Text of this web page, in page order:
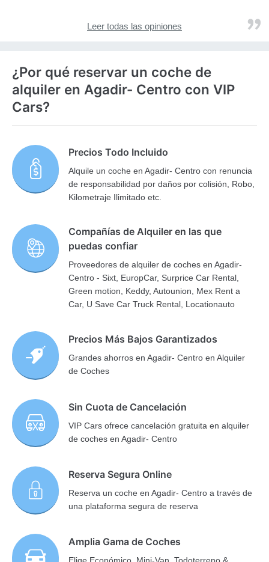
Leer todas las opiniones
¿Por qué reservar un coche de
alquiler en Agadir- Centro con VIP
Cars?
Precios Todo Incluido
Alquile un coche en Agadir- Centro con renuncia
de responsabilidad por daños por colisión, Robo,
Kilometraje Ilimitado etc.
Compañías de Alquiler en las que
puedas confiar
Proveedores de alquiler de coches en Agadir-
Centro - Sixt, EuropCar, Surprice Car Rental,
Green motion, Keddy, Autounion, Mex Rent a
Car, U Save Car Truck Rental, Locationauto
Precios Más Bajos Garantizados
Grandes ahorros en Agadir- Centro en Alquiler
de Coches
Sin Cuota de Cancelación
VIP Cars ofrece cancelación gratuita en alquiler
de coches en Agadir- Centro
Reserva Segura Online
Reserva un coche en Agadir- Centro a través de
una plataforma segura de reserva
Amplia Gama de Coches